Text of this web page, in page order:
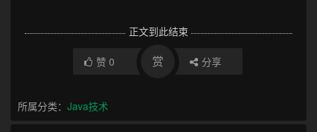
正文到此结束
赞 0 赏 分享
所属分类： Java技术